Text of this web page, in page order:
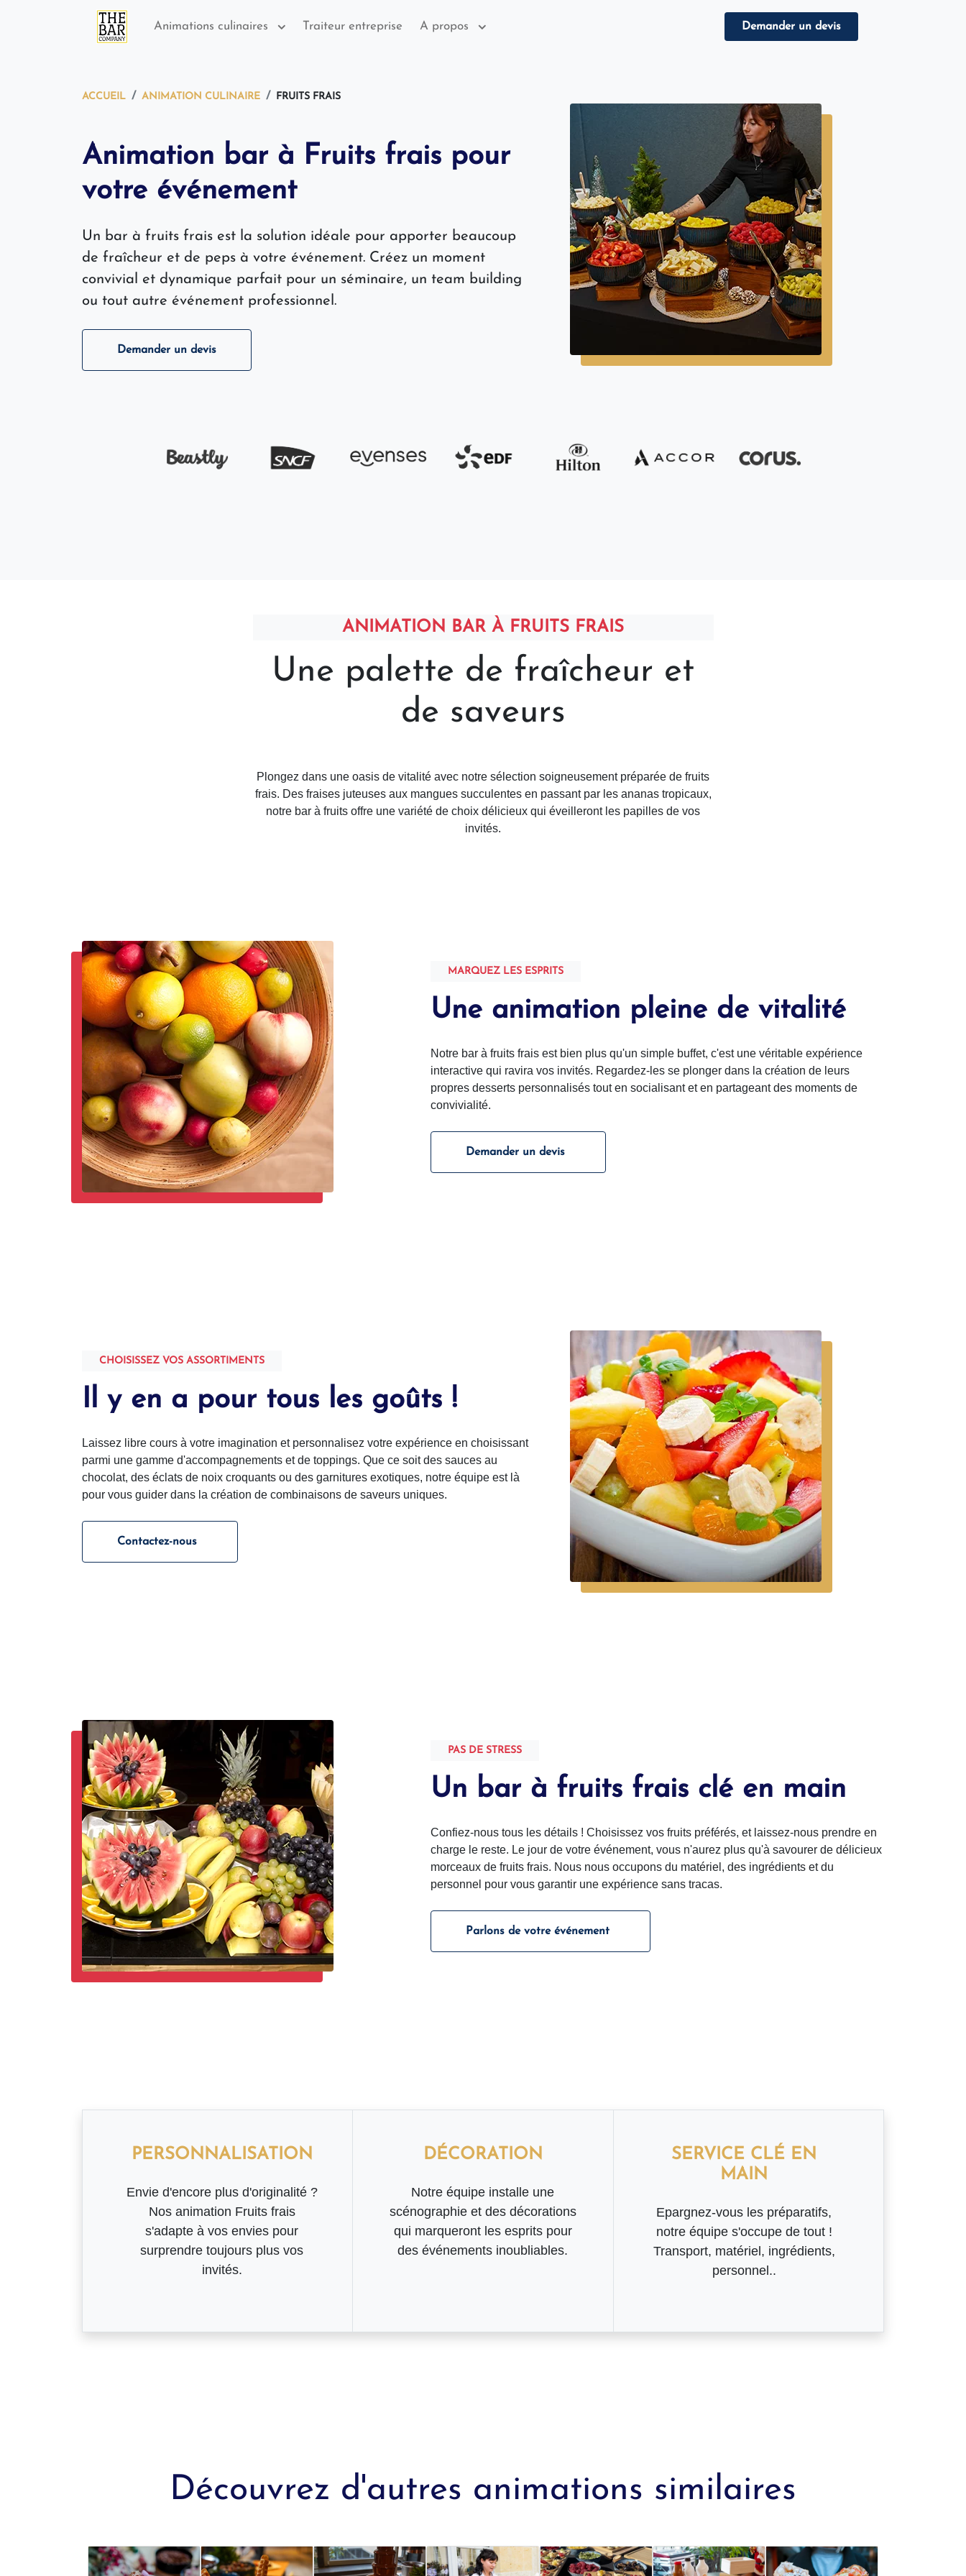
Animations culinaires Traiteur entreprise A propos Demander un devis
ACCUEIL ANIMATION CULINAIRE FRUITS FRAIS
Animation bar à Fruits frais pour
votre événement
Un bar à fruits frais est la solution idéale pour apporter beaucoup
de fraîcheur et de peps à votre événement. Créez un moment
convivial et dynamique parfait pour un séminaire, un team building
ou tout autre événement professionnel.
Demander un devis
ANIMATION BAR À FRUITS FRAIS
Une palette de fraîcheur et
de saveurs
Plongez dans une oasis de vitalité avec notre sélection soigneusement préparée de fruits
frais. Des fraises juteuses aux mangues succulentes en passant par les ananas tropicaux,
notre bar à fruits offre une variété de choix délicieux qui éveilleront les papilles de vos
invités.
MARQUEZ LES ESPRITS
Une animation pleine de vitalité
Notre bar à fruits frais est bien plus qu'un simple buffet, c'est une véritable expérience
interactive qui ravira vos invités. Regardez-les se plonger dans la création de leurs
propres desserts personnalisés tout en socialisant et en partageant des moments de
convivialité.
Demander un devis
CHOISISSEZ VOS ASSORTIMENTS
Il y en a pour tous les goûts !
Laissez libre cours à votre imagination et personnalisez votre expérience en choisissant
parmi une gamme d'accompagnements et de toppings. Que ce soit des sauces au
chocolat, des éclats de noix croquants ou des garnitures exotiques, notre équipe est là
pour vous guider dans la création de combinaisons de saveurs uniques.
Contactez-nous
PAS DE STRESS
Un bar à fruits frais clé en main
Confiez-nous tous les détails ! Choisissez vos fruits préférés, et laissez-nous prendre en
charge le reste. Le jour de votre événement, vous n'aurez plus qu'à savourer de délicieux
morceaux de fruits frais. Nous nous occupons du matériel, des ingrédients et du
personnel pour vous garantir une expérience sans tracas.
Parlons de votre événement
PERSONNALISATION
Envie d'encore plus d'originalité ?
Nos animation Fruits frais
s'adapte à vos envies pour
surprendre toujours plus vos
invités.
DÉCORATION
Notre équipe installe une
scénographie et des décorations
qui marqueront les esprits pour
des événements inoubliables.
SERVICE CLÉ EN
MAIN
Epargnez-vous les préparatifs,
notre équipe s'occupe de tout !
Transport, matériel, ingrédients,
personnel..
Découvrez d'autres animations similaires